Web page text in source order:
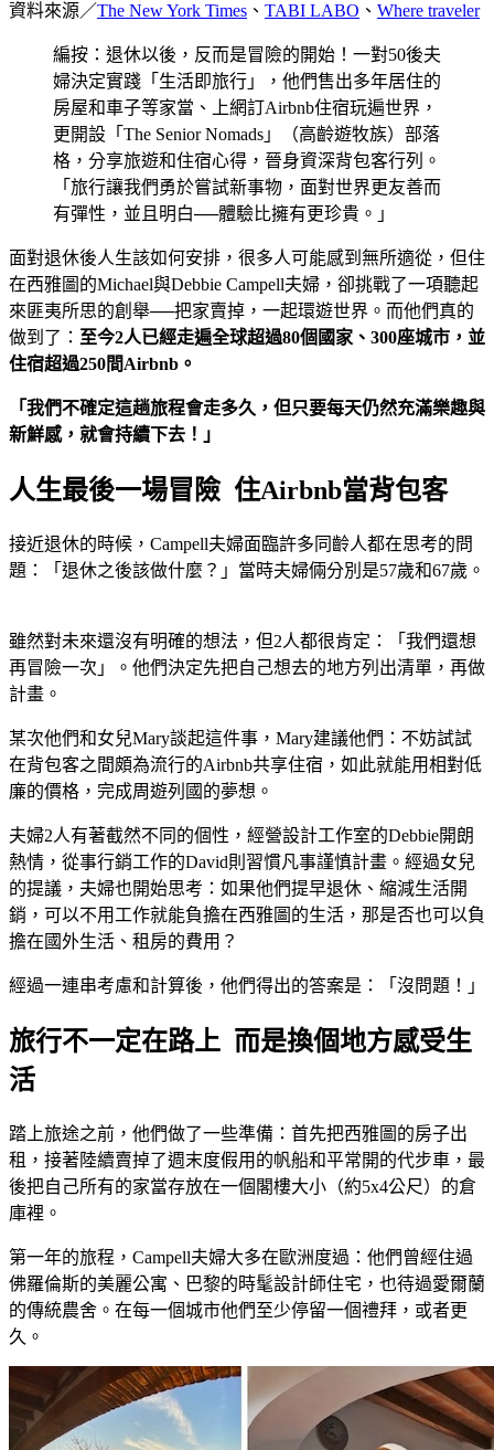
資料來源／The New York Times 、 TABI LABO 、 Where traveler
編按：退休以後，反而是冒險的開始！一對50後夫
婦決定實踐「生活即旅行」，他們售出多年居住的
房屋和車子等家當、上網訂Airbnb住宿玩遍世界，
更開設「The Senior Nomads」（高齡遊牧族）部落
格，分享旅遊和住宿心得，晉身資深背包客行列。
「旅行讓我們勇於嘗試新事物，面對世界更友善而
有彈性，並且明白──體驗比擁有更珍貴。」
面對退休後人生該如何安排，很多人可能感到無所適從，但住
在西雅圖的Michael與Debbie Campell夫婦，卻挑戰了一項聽起
來匪夷所思的創舉──把家賣掉，一起環遊世界。而他們真的
做到了： 至今2人已經走遍全球超過80個國家、300座城市，並
住宿超過250間Airbnb 。
「我們不確定這趟旅程會走多久，但只要每天仍然充滿樂趣與
新鮮感，就會持續下去！」
人生最後一場冒險 住Airbnb當背包客
接近退休的時候，Campell夫婦面臨許多同齡人都在思考的問
題：「退休之後該做什麼？」當時夫婦倆分別是57歲和67歲。
雖然對未來還沒有明確的想法，但2人都很肯定：「我們還想
再冒險一次」。他們決定先把自己想去的地方列出清單，再做
計畫。
某次他們和女兒Mary談起這件事，Mary建議他們：不妨試試
在背包客之間頗為流行的Airbnb共享住宿，如此就能用相對低
廉的價格，完成周遊列國的夢想。
夫婦2人有著截然不同的個性，經營設計工作室的Debbie開朗
熱情，從事行銷工作的David則習慣凡事謹慎計畫。經過女兒
的提議，夫婦也開始思考：如果他們提早退休、縮減生活開
銷，可以不用工作就能負擔在西雅圖的生活，那是否也可以負
擔在國外生活、租房的費用？
經過一連串考慮和計算後，他們得出的答案是：「沒問題！」
旅行不一定在路上 而是換個地方感受生
活
踏上旅途之前，他們做了一些準備：首先把西雅圖的房子出
租，接著陸續賣掉了週末度假用的帆船和平常開的代步車，最
後把自己所有的家當存放在一個閣樓大小（約5x4公尺）的倉
庫裡。
第一年的旅程，Campell夫婦大多在歐洲度過：他們曾經住過
佛羅倫斯的美麗公寓、巴黎的時髦設計師住宅，也待過愛爾蘭
的傳統農舍。在每一個城市他們至少停留一個禮拜，或者更
久。